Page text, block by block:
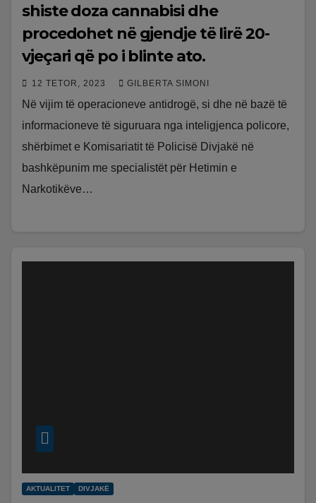
shiste doza cannabisi dhe
procedohet në gjendje të lirë 20-
vjeçari që po i blinte ato.
12 TETOR, 2023 GILBERTA SIMONI
Në vijim të operacioneve antidrogë, si dhe në bazë të
informacioneve të siguruara nga inteligjenca policore,
shërbimet e Komisariatit të Policisë Divjakë në
bashkëpunim me specialistët për Hetimin e
Narkotikëve…
AKTUALITET DIVJAKË